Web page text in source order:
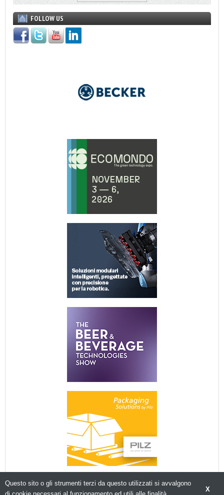
FOLLOW US
X
Questo sito o gli strumenti terzi da questo utilizzati si avvalgono